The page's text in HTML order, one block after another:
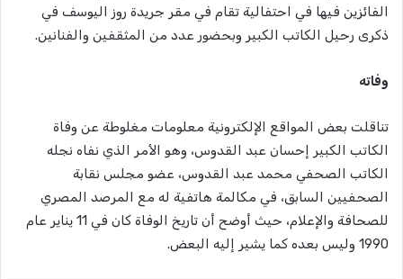
الفائزين فيها في احتفالية تقام في مقر جريدة روز اليوسف في
ذكرى رحيل الكاتب الكبير وبحضور عدد من المثقفين والفنانين.
وفاته
تناقلت بعض المواقع الإلكترونية معلومات مغلوطة عن وفاة
الكاتب الكبير إحسان عبد القدوس، وهو الأمر الذي نفاه نجله
الكاتب الصحفي محمد عبد القدوس، عضو مجلس نقابة
الصحفيين السابق، في مكالمة هاتفية له مع المرصد المصري
للصحافة والإعلام، حيث أوضح أن تاريخ الوفاة كان في 11 يناير عام
1990 وليس بعده كما يشير إليه البعض.